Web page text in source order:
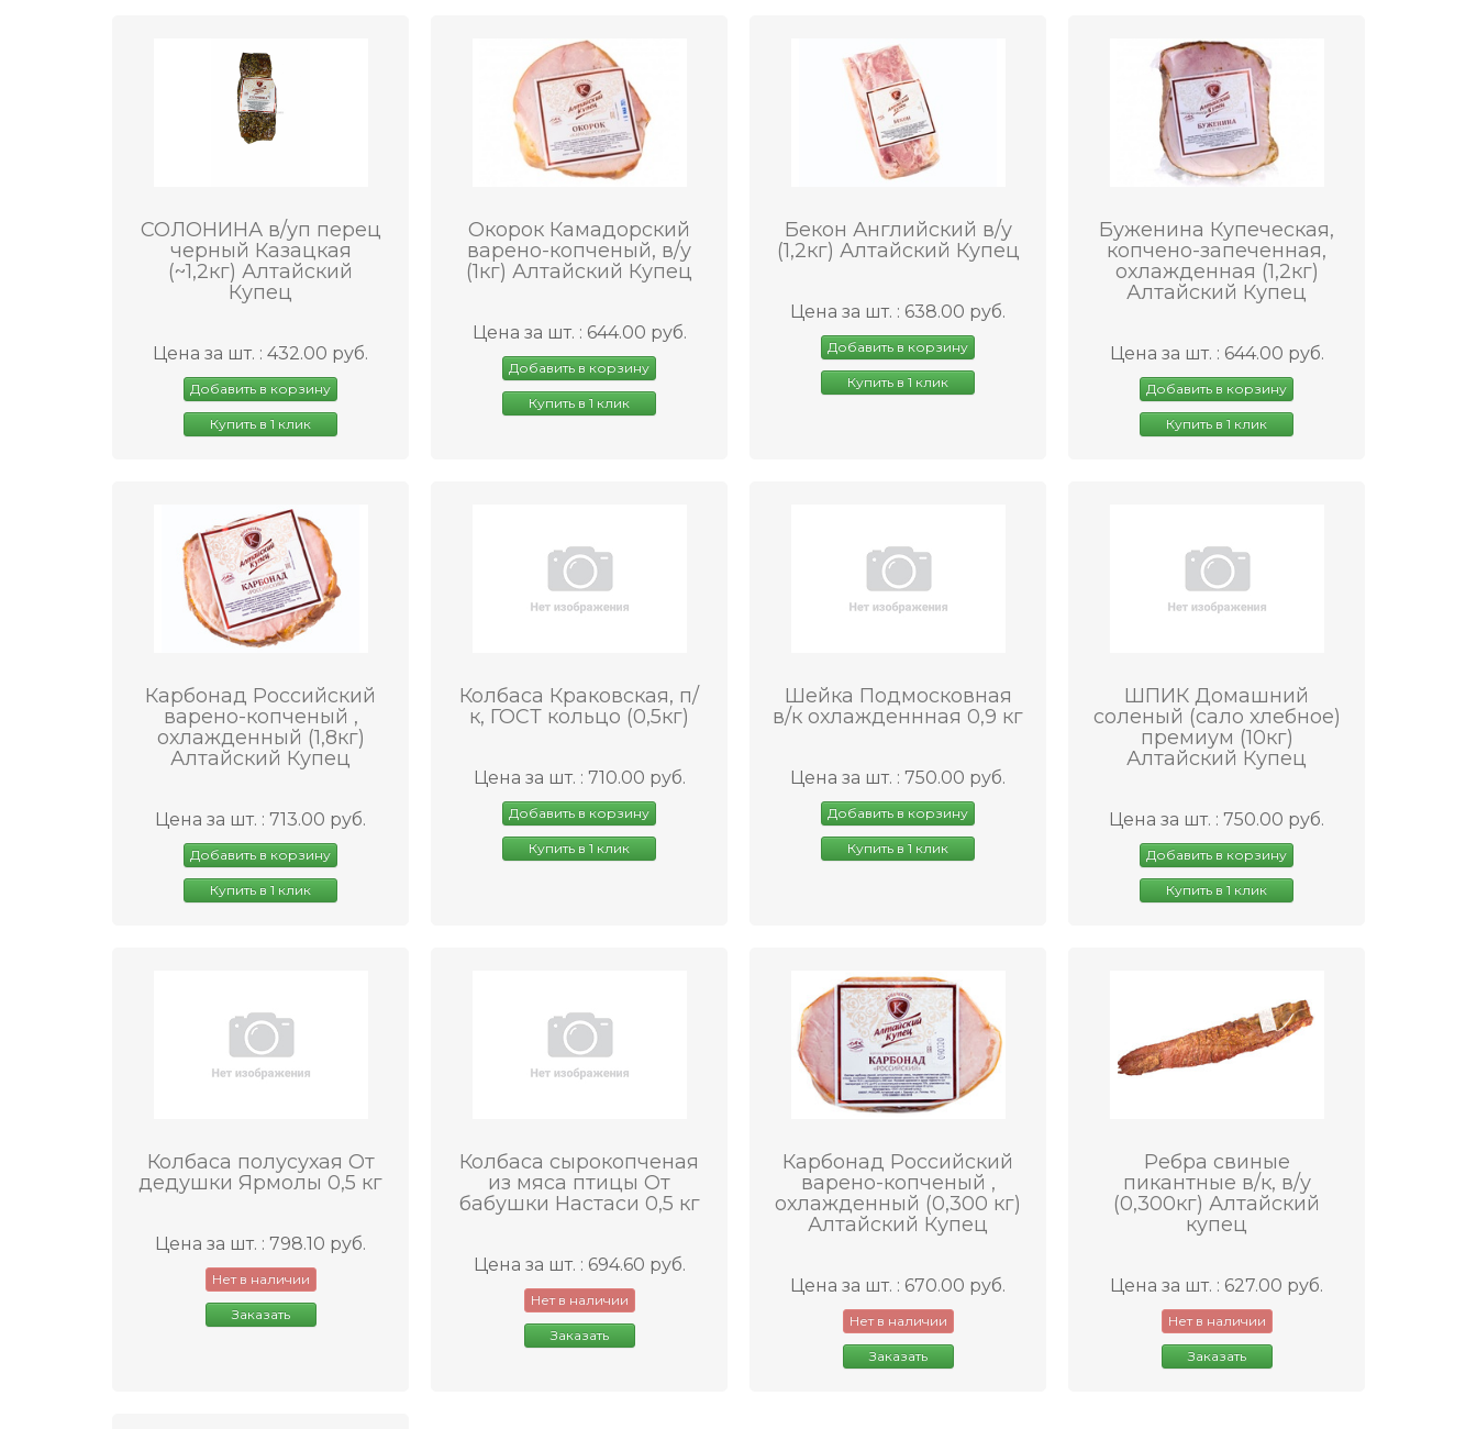
СОЛОНИНА в/уп перец
черный Казацкая
(~1,2кг) Алтайский
Купец
Цена за шт. : 432.00 руб.
Добавить в корзину
Купить в 1 клик
Окорок Камадорский
варено-копченый, в/у
(1кг) Алтайский Купец
Цена за шт. : 644.00 руб.
Добавить в корзину
Купить в 1 клик
Бекон Английский в/у
(1,2кг) Алтайский Купец
Цена за шт. : 638.00 руб.
Добавить в корзину
Купить в 1 клик
Буженина Купеческая,
копчено-запеченная,
охлажденная (1,2кг)
Алтайский Купец
Цена за шт. : 644.00 руб.
Добавить в корзину
Купить в 1 клик
Карбонад Российский
варено-копченый ,
охлажденный (1,8кг)
Алтайский Купец
Цена за шт. : 713.00 руб.
Добавить в корзину
Купить в 1 клик
Колбаса Краковская, п/
к, ГОСТ кольцо (0,5кг)
Цена за шт. : 710.00 руб.
Добавить в корзину
Купить в 1 клик
Шейка Подмосковная
в/к охлажденнная 0,9 кг
Цена за шт. : 750.00 руб.
Добавить в корзину
Купить в 1 клик
ШПИК Домашний
соленый (сало хлебное)
премиум (10кг)
Алтайский Купец
Цена за шт. : 750.00 руб.
Добавить в корзину
Купить в 1 клик
Колбаса полусухая От
дедушки Ярмолы 0,5 кг
Цена за шт. : 798.10 руб.
Нет в наличии
Заказать
Колбаса сырокопченая
из мяса птицы От
бабушки Настаси 0,5 кг
Цена за шт. : 694.60 руб.
Нет в наличии
Заказать
Карбонад Российский
варено-копченый ,
охлажденный (0,300 кг)
Алтайский Купец
Цена за шт. : 670.00 руб.
Нет в наличии
Заказать
Ребра свиные
пикантные в/к, в/у
(0,300кг) Алтайский
купец
Цена за шт. : 627.00 руб.
Нет в наличии
Заказать